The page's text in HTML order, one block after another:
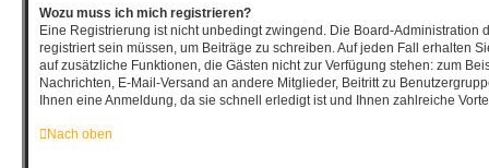
Wozu muss ich mich registrieren?
Eine Registrierung ist nicht unbedingt zwingend. Die Board-Administration
registriert sein müssen, um Beiträge zu schreiben. Auf jeden Fall erhalten
auf zusätzliche Funktionen, die Gästen nicht zur Verfügung stehen: zum
Nachrichten, E-Mail-Versand an andere Mitglieder, Beitritt zu
Ihnen eine Anmeldung, da sie schnell erledigt ist und Ihnen zahlreiche
Nach oben